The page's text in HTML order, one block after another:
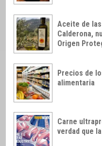
Aceite de
Calderona,
Origen
Precios de
alimentaria
Carne
verdad que